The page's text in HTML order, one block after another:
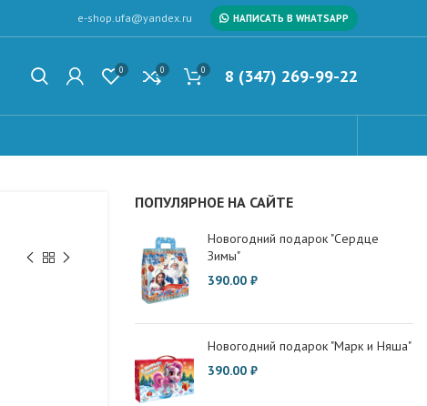
e-shop.ufa@yandex.ru НАПИСАТЬ В WHATSAPP
0 0 0 8 (347) 269-99-22
ПОПУЛЯРНОЕ НА САЙТЕ
Новогодний подарок "Сердце
Зимы"
390.00 ₽
Новогодний подарок "Марк и Няша"
390.00 ₽